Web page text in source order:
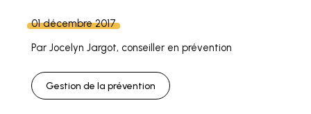
01 décembre 2017
Par Jocelyn Jargot, conseiller en prévention
Gestion de la prévention